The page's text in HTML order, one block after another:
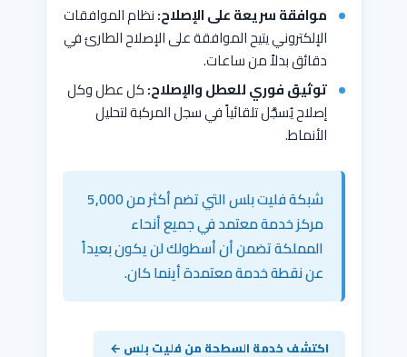
موافقة سريعة على الإصلاح:نظام الموافقات
الإلكتروني يتيح الموافقة على الإصلاح الطارئ في
دقائق بدلاً من ساعات.
توثيق فوري للعطل والإصلاح:كل عطل وكل
إصلاح يُسجَّل تلقائياً في سجل المركبة لتحليل
الأنماط.
شبكة فليت بلس التي تضم أكثر من 5,000
مركز خدمة معتمد في جميع أنحاء
المملكة تضمن أن أسطولك لن يكون بعيداً
عن نقطة خدمة معتمدة أينما كان.
اكتشف خدمة السطحة من فليت بلس ←